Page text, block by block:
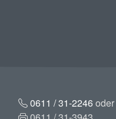
0611 / 31-2246oder